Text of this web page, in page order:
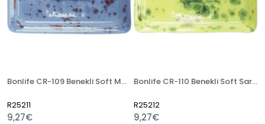
Bonlife CR-109 Benekli Soft Mavi 400 Gr Seramik Artistik Sır
R25211
9,27€
Bonlife CR-110 Benekli Soft Sarı 400 Gr Seramik Artistik Sır
R25212
9,27€